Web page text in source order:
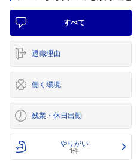
すべて
退職理由
働く環境
残業・休日出勤
やりがい
1件